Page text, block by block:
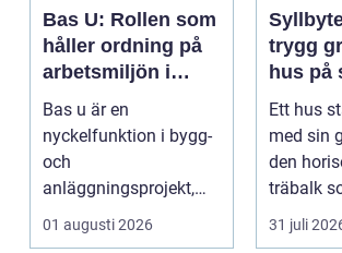
Bas U: Rollen som
håller ordning på
arbetsmiljön i
byggprojekt
Bas u är en
nyckelfunktion i bygg-
och
anläggningsprojekt,
med ansvar för att
arbetsm...
01 augusti 2026
trygg
hus på
mark
Ett hus
med sin
den
träbalk
väggarna
31 juli